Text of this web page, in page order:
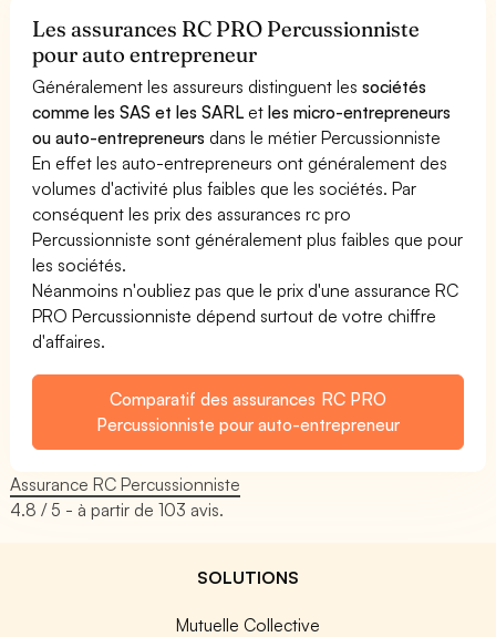
Les assurances RC PRO Percussionniste
pour auto entrepreneur
Généralement les assureurs distinguent lessociétés
comme les SAS et les SARL etles micro-entrepreneurs
ou auto-entrepreneurs dans le métier Percussionniste
En effet les auto-entrepreneurs ont généralement des
volumes d'activité plus faibles que les sociétés. Par
conséquent les prix des assurances rc pro
Percussionniste sont généralement plus faibles que pour
les sociétés.
Néanmoins n'oubliez pas que le prix d'une assurance RC
PRO Percussionniste dépend surtout de votre chiffre
d'affaires.
Comparatif des assurances RC PRO
Percussionniste pour auto-entrepreneur
Assurance RC Percussionniste
4.8 / 5 - à partir de103 avis.
SOLUTIONS
Mutuelle Collective